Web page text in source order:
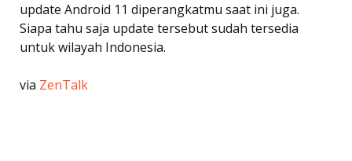
update Android 11 diperangkatmu saat ini juga.
Siapa tahu saja update tersebut sudah tersedia
untuk wilayah Indonesia.
via ZenTalk